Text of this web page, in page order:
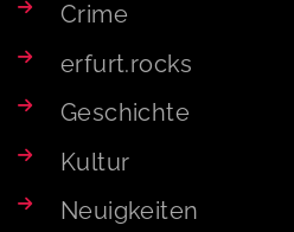
Crime
erfurt.rocks
Geschichte
Kultur
Neuigkeiten